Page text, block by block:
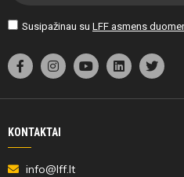
Susipažinau su LFF asmens
KONTAKTAI
info@lff.lt